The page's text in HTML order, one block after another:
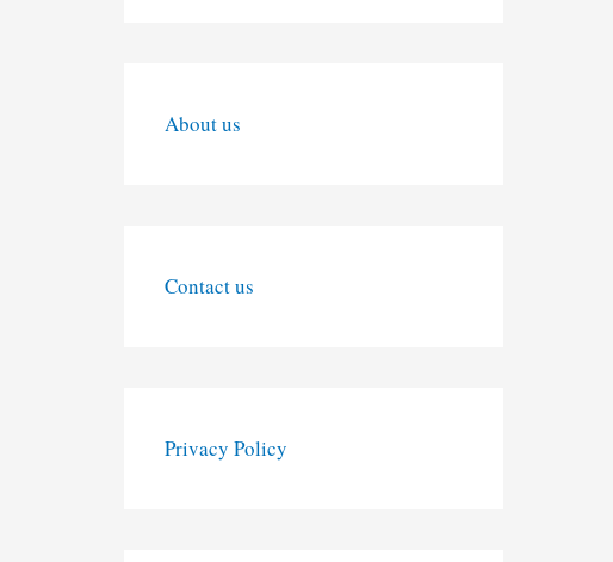
About us
Contact us
Privacy Policy